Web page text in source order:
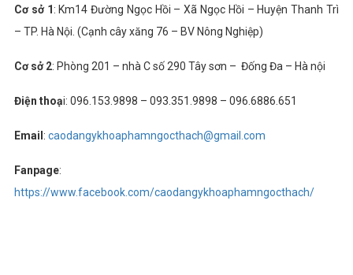
Cơ sở 1 : Km14 Đường Ngọc Hồi – Xã Ngọc Hồi – Huyện Thanh Trì
– TP. Hà Nội. (Cạnh cây xăng 76 – BV Nông Nghiệp)
Cơ sở 2: Phòng 201 – nhà C số 290 Tây sơn – Đống Đa – Hà nội
Điện thoại: 096.153.9898 – 093.351.9898 – 096.6886.651
Email : caodangykhoaphamngocthach@gmail.com
Fanpage:
https://www.facebook.com/caodangykhoaphamngocthach/